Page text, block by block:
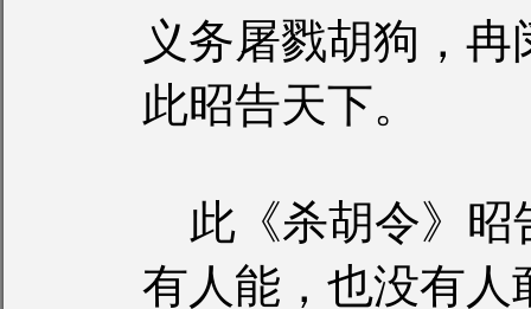
义务屠戮胡狗，
此昭告天下。
此《杀胡令》昭
有人能，也没有人